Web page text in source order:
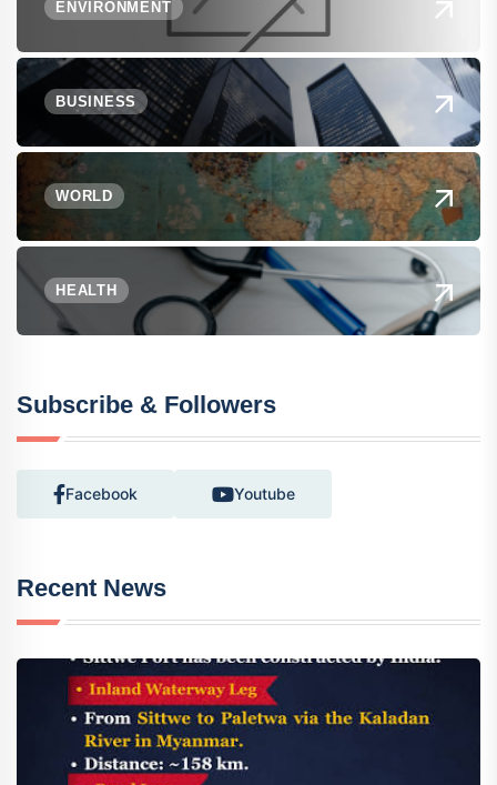
ENVIRONMENT
BUSINESS
WORLD
HEALTH
Subscribe & Followers
Facebook Youtube
Recent News